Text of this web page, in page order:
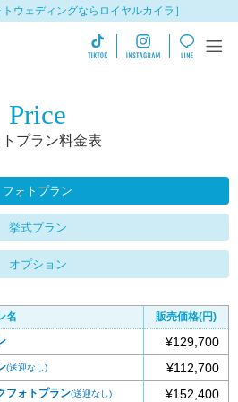
ウェディングならロイヤルカイラ］
Price
プラン料金表
フォトプラン
挙式プラン
オプション
名
販売価格(円)
¥129,700
(送迎なし) ¥112,700
フォトプラン(送迎なし) ¥152,400